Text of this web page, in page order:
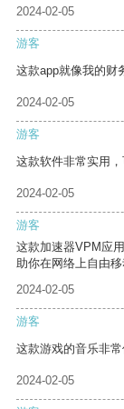
2024-02-05
游客
这款app就像我的财
2024-02-05
游客
这款软件非常实用，
2024-02-05
游客
这款加速器VPM应
助你在网络上自由移
2024-02-05
游客
这款游戏的音乐非常
2024-02-05